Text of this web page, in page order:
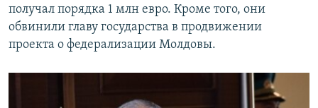
получал порядка 1 млн евро. Кроме того, они
обвинили главу государства в продвижении
проекта о федерализации Молдовы.